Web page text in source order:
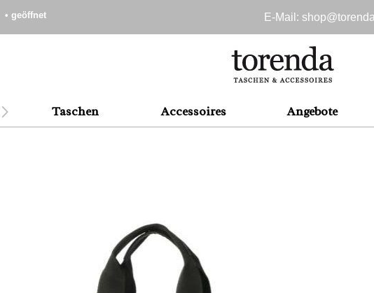
• geöffnet E-Mail: shop@
Taschen Accessoires Angebote